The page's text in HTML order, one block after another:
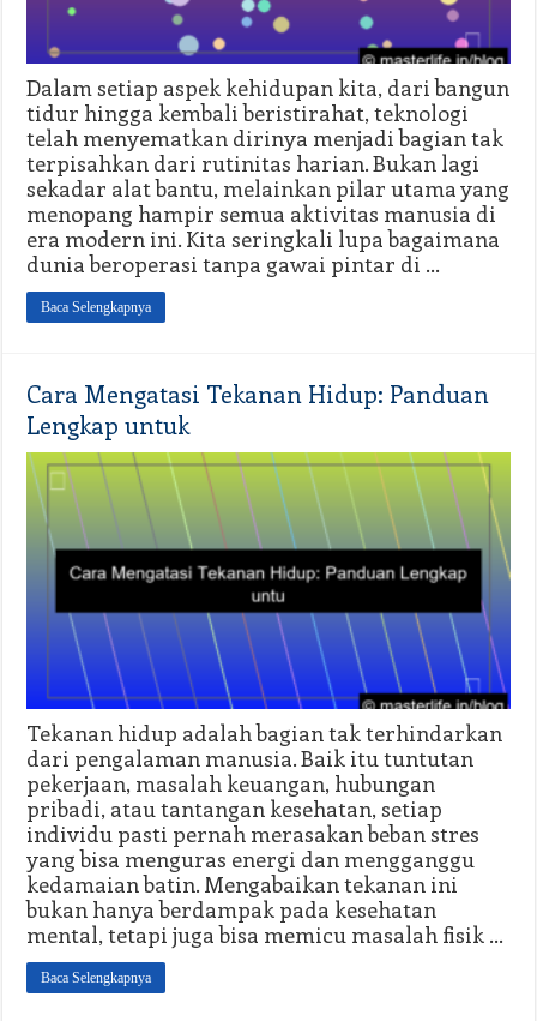
Dalam setiap aspek kehidupan kita, dari bangun
tidur hingga kembali beristirahat, teknologi
telah menyematkan dirinya menjadi bagian tak
terpisahkan dari rutinitas harian. Bukan lagi
sekadar alat bantu, melainkan pilar utama yang
menopang hampir semua aktivitas manusia di
era modern ini. Kita seringkali lupa bagaimana
dunia beroperasi tanpa gawai pintar di …
Baca Selengkapnya
Cara Mengatasi Tekanan Hidup: Panduan
Lengkap untuk
Tekanan hidup adalah bagian tak terhindarkan
dari pengalaman manusia. Baik itu tuntutan
pekerjaan, masalah keuangan, hubungan
pribadi, atau tantangan kesehatan, setiap
individu pasti pernah merasakan beban stres
yang bisa menguras energi dan mengganggu
kedamaian batin. Mengabaikan tekanan ini
bukan hanya berdampak pada kesehatan
mental, tetapi juga bisa memicu masalah fisik …
Baca Selengkapnya